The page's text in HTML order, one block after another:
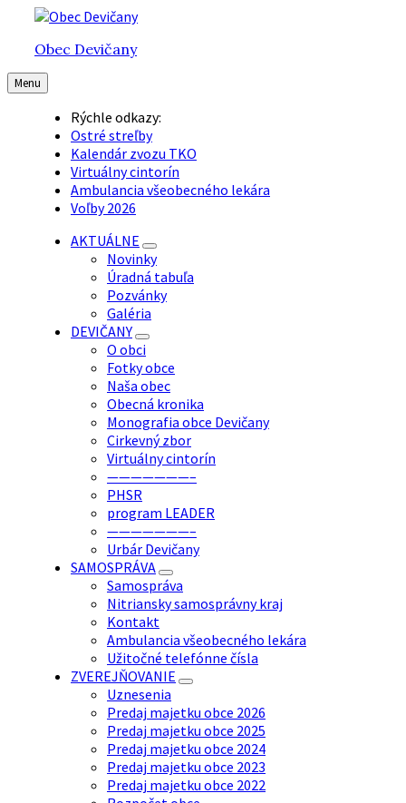
Preskočiť
obsah
Preskočiť
hlavnú
navigáciu
Preskočiť
pätičkuObec Devičany
Menu
Rýchle odkazy:
Ostré streľby
Kalendár zvozu TKO
Virtuálny cintorín
Ambulancia všeobecného lekára
Voľby 2026
AKTUÁLNE
Novinky
Úradná tabuľa
Pozvánky
Galéria
DEVIČANY
O obci
Fotky obce
Naša obec
Obecná kronika
Monografia obce Devičany
Cirkevný zbor
Virtuálny cintorín
———————–
PHSR
program LEADER
———————–
Urbár Devičany
SAMOSPRÁVA
Samospráva
Nitriansky samosprávny kraj
Kontakt
Ambulancia všeobecného lekára
Užitočné telefónne čísla
ZVEREJŇOVANIE
Uznesenia
Predaj majetku obce 2026
Predaj majetku obce 2025
Predaj majetku obce 2024
Predaj majetku obce 2023
Predaj majetku obce 2022